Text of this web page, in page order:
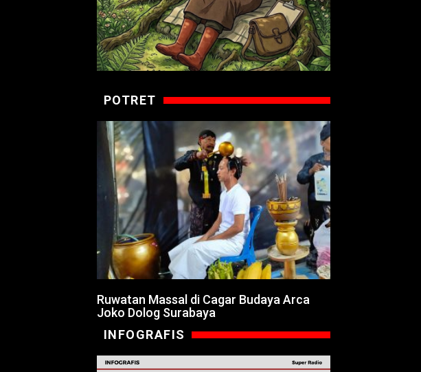
POTRET
Ruwatan Massal di Cagar Budaya Arca
Joko Dolog Surabaya
INFOGRAFIS